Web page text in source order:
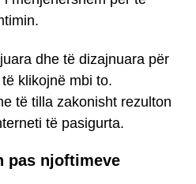
dhe të dizajnuara për
klikojnë mbi to.
të tilla zakonisht rezulton
të pasigurta.
pas njoftimeve